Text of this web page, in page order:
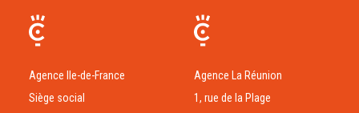
Agence Ile-de-France
Siège social
Agence La Réunion
1, rue de la Plage